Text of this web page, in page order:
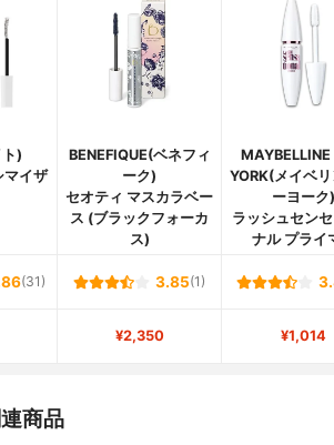
)
マイザ
BENEFIQUE(ベネフィ
ーク)
セオティ マスカラベー
ス (ブラックフォーカ
ス)
MAYBELLINE
YORK(メイベ
ーヨーク)
ラッシュセン
ナル プライ
(31) 3.85(1)
¥2,350 ¥1,014
商品